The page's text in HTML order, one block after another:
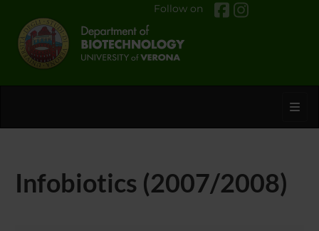
Follow on
Infobiotics (2007/2008)